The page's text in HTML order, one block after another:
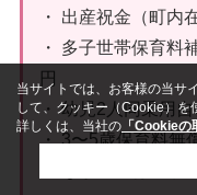
・ 出産祝金（町内
・ 多子世帯保育料
円
・ 幼児2人同乗用
・ 3〜5歳保育料無
・ ながの子育て家
当サイトでは、お客様の当サ
して、クッキー（Cookie）を
詳しくは、当社の 「Cookieの